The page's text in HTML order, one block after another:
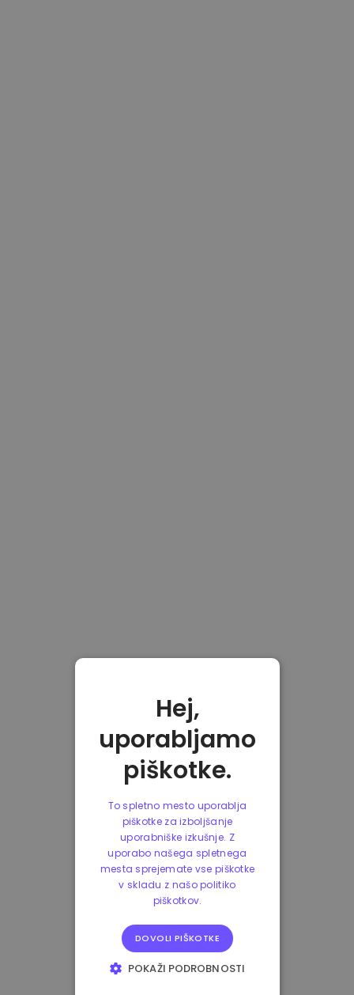
Hej,
uporabljamo
piškotke.
To spletno mesto uporablja
piškotke za izboljšanje
uporabniške izkušnje. Z
uporabo našega spletnega
mesta sprejemate vse piškotke
v skladu z našo politiko
piškotkov.
DOVOLI PIŠKOTKE
POKAŽI PODROBNOSTI